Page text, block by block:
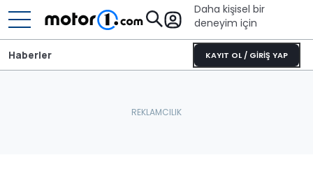
Daha kişisel bir
deneyim için
KAYIT OL / GİRİŞ YAP
Haberler